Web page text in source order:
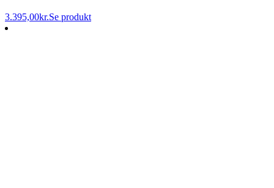
3.395,00kr.Se produkt